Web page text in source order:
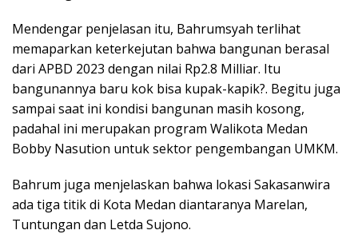
Mendengar penjelasan itu, Bahrumsyah terlihat
memaparkan keterkejutan bahwa bangunan berasal
dari APBD 2023 dengan nilai Rp2.8 Milliar. Itu
bangunannya baru kok bisa kupak-kapik?. Begitu juga
sampai saat ini kondisi bangunan masih kosong,
padahal ini merupakan program Walikota Medan
Bobby Nasution untuk sektor pengembangan UMKM.
Bahrum juga menjelaskan bahwa lokasi Sakasanwira
ada tiga titik di Kota Medan diantaranya Marelan,
Tuntungan dan Letda Sujono.